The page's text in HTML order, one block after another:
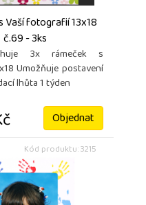
Vaší fotografií 13x18
č.69 - 3ks
3x rámeček s
Umožňuje postavení
lhůta 1 týden
Objednat
Kód produktu: 3215